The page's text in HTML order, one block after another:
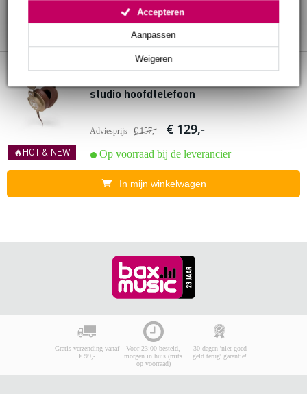
Weigeren
Aanpassen
Accepteren
🔥HOT & NEW
studio hoofdtelefoon
Adviesprijs € 157,- € 129,-
Op voorraad bij de leverancier
In mijn winkelwagen
Gratis verzending vanaf
€ 99,-
Voor 23:00 besteld,
morgen in huis (mits
op voorraad)
30 dagen 'niet goed
geld terug' garantie!